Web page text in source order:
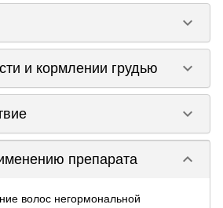
keyboard_arrow_down
и кормлении грудью keyboard_arrow_down
keyboard_arrow_down
препарата keyboard_arrow_down
волос негормональной